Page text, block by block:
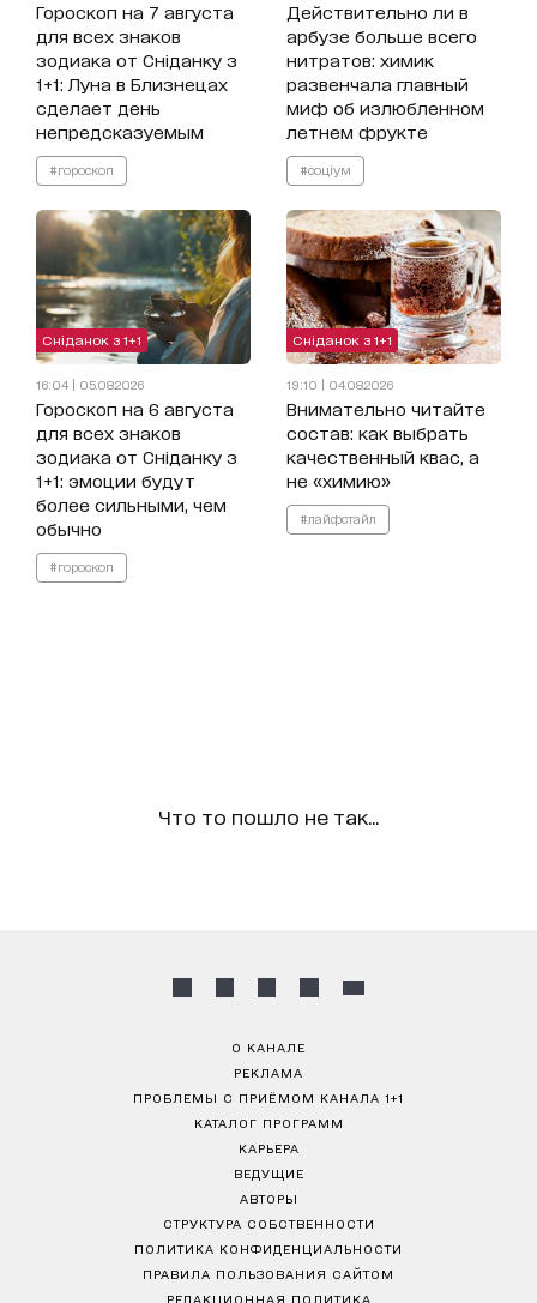
Гороскоп на 7 августа
для всех знаков
зодиака от Сніданку з
1+1: Луна в Близнецах
сделает день
непредсказуемым
#гороскоп
Действительно ли в
арбузе больше всего
нитратов: химик
развенчала главный
миф об излюбленном
летнем фрукте
#соціум
Сніданок з 1+1
16:04 | 05.08.2026
Гороскоп на 6 августа
для всех знаков
зодиака от Сніданку з
1+1: эмоции будут
более сильными, чем
обычно
#гороскоп
Сніданок з 1+1
19:10 | 04.08.2026
Внимательно читайте
состав: как выбрать
качественный квас, а
не «химию»
#лайфстайл
Что то пошло не так...
О КАНАЛЕ
РЕКЛАМА
ПРОБЛЕМЫ С ПРИЁМОМ КАНАЛА 1+1
КАТАЛОГ ПРОГРАММ
КАРЬЕРА
ВЕДУЩИЕ
АВТОРЫ
СТРУКТУРА СОБСТВЕННОСТИ
ПОЛИТИКА КОНФИДЕНЦИАЛЬНОСТИ
ПРАВИЛА ПОЛЬЗОВАНИЯ САЙТОМ
РЕДАКЦИОННАЯ ПОЛИТИКА